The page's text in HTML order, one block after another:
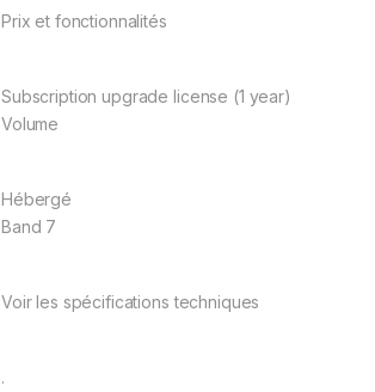
Prix et fonctionnalités
Subscription upgrade license (1 year)
Volume
Hébergé
Band 7
Voir les spécifications techniques
.